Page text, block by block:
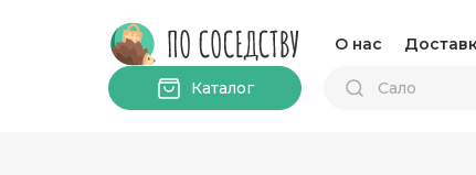
О нас
Каталог